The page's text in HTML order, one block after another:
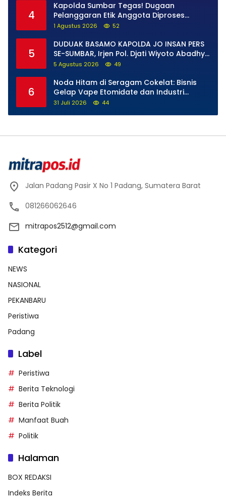
4
Kapolda Sumbar Tegas! Dugaan
Pelanggaran Etik Anggota Diproses
Tanpa Pandang Bulu, Sidang Etik AKBP F
1 Agustus 2026 52
5
DUDUAK BASAMO KAPOLDA JO INSAN PERS
SE-SUMBAR, Irjen Pol. Djati Wiyoto Abadhy
Tegaskan Tak Ada Ruang bagi Pelanggar
5 Agustus 2026 49
6
Noda Hitam di Seragam Cokelat: Bisnis
Gelap Vape Etomidate dan Industri
Pemerasan di Jantung Kepolisian
31 Juli 2026 44
Jalan Padang Pasir X No 1 Padang, Sumatera Barat
081266062646
mitrapos2512@gmail.com
Kategori
NEWS
NASIONAL
PEKANBARU
Peristiwa
Padang
Label
Peristiwa
Berita Teknologi
Berita Politik
Manfaat Buah
Politik
Halaman
BOX REDAKSI
Indeks Berita